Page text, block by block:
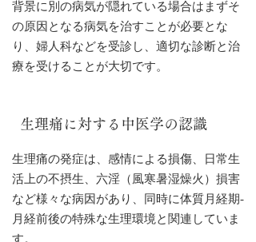
背景に別の病気が隠れている場合はまずそ
の原因となる病気を治すことが必要とな
り、婦人科などを受診し、適切な診断と治
療を受けることが大切です。
生理痛に対する中医学の認識
生理痛の発症は、感情による損傷、日常生
活上の不摂生、六淫（風寒暑湿燥火）損害
など様々な病因があり、同時に体質月経期-
月経前後の特殊な生理環境と関連していま